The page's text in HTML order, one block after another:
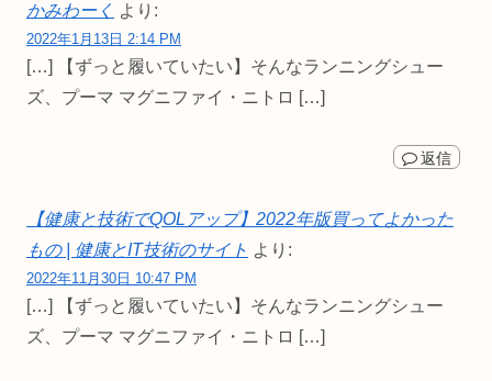
かみわーく より:
2022年1月13日 2:14 PM
[…] 【ずっと履いていたい】そんなランニングシュー
ズ、プーマ マグニファイ・ニトロ […]
返信
【健康と技術でQOLアップ】2022年版買ってよかった
もの | 健康とIT技術のサイト より:
2022年11月30日 10:47 PM
[…] 【ずっと履いていたい】そんなランニングシュー
ズ、プーマ マグニファイ・ニトロ […]